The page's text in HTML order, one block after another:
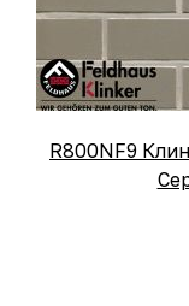
R800NF9